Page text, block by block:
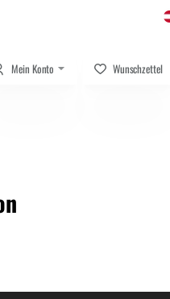
Mein Konto Wunschzettel